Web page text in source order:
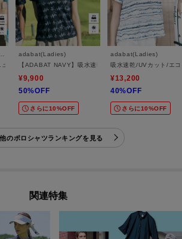
ADABAT STREAM(Ladies)
ューボタニカルノースリーブポロシャツ
adabat(Ladies)
【ADABAT NAVY】吸水速乾/UVカット ロゴモノグラ
¥9,900
50%OFF
さらに10%OFF
adabat(Ladies)
吸水速乾/UVカット/エ
¥13,200
40%OFF
さらに10%OFF
のポロシャツランキングを見る
関連特集